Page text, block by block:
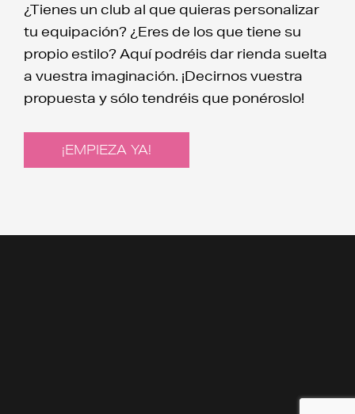
¿Tienes un club al que quieras personalizar
tu equipación? ¿Eres de los que tiene su
propio estilo? Aquí podréis dar rienda suelta
a vuestra imaginación. ¡Decirnos vuestra
propuesta y sólo tendréis que ponéroslo!
¡EMPIEZA YA!